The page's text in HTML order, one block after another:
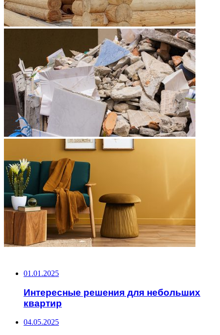
01.01.2025
Интересные решения для небольших
квартир
04.05.2025